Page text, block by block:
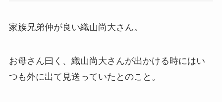
家族兄弟仲が良い織山尚大さん。
お母さん曰く、織山尚大さんが出かける時にはい
つも外に出て見送っていたとのこと。